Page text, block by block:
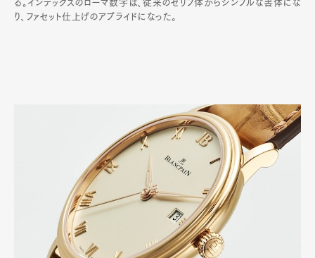
る。インデックスのローマ数字は、従来のセリフ体からシンプルな書体にな
り、ファセット仕上げのアプライドになった。